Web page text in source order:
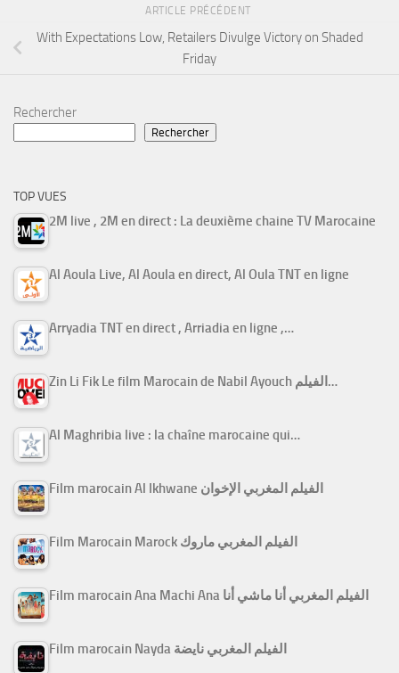
ARTICLE PRÉCÉDENT
With Expectations Low, Retailers Divulge Victory on Shaded
Friday
Rechercher
Rechercher
TOP VUES
2M live , 2M en direct : La deuxième chaine TV Marocaine
Al Aoula Live, Al Aoula en direct, Al Oula TNT en ligne
Arryadia TNT en direct , Arriadia en ligne ,…
Zin Li Fik Le film Marocain de Nabil Ayouch الفيلم…
Al Maghribia live : la chaîne marocaine qui…
Film marocain Al Ikhwane الفيلم المغربي الإخوان
Film Marocain Marock الفيلم المغربي ماروك
Film marocain Ana Machi Ana الفيلم المغربي أنا ماشي أنا
Film marocain Nayda الفيلم المغربي نايضة